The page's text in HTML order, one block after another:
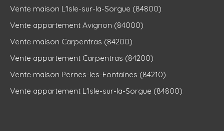
Vente maison L'Isle-sur-la-Sorgue (84800)
Vente appartement Avignon (84000)
Vente maison Carpentras (84200)
Vente appartement Carpentras (84200)
Vente maison Pernes-les-Fontaines (84210)
Vente appartement L'Isle-sur-la-Sorgue (84800)